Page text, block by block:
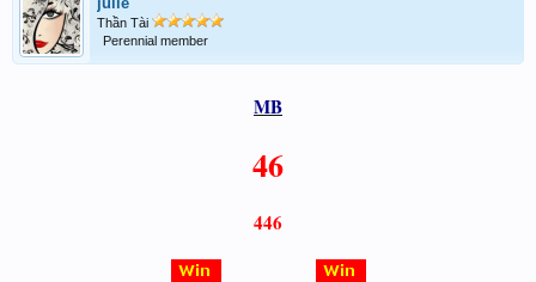
Thần Tài
Perennial member
MB
46
446